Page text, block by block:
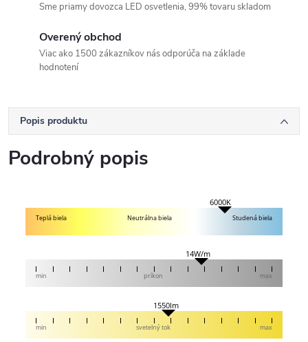
Sme priamy dovozca LED osvetlenia, 99% tovaru skladom
Overený obchod
Viac ako 1500 zákazníkov nás odporúča na základe
hodnotení
Popis produktu
Podrobný popis
6000K
Teplá biela Neutrálna biela Studená biela
14W/m
min príkon max
1550lm
min svetelný tok max